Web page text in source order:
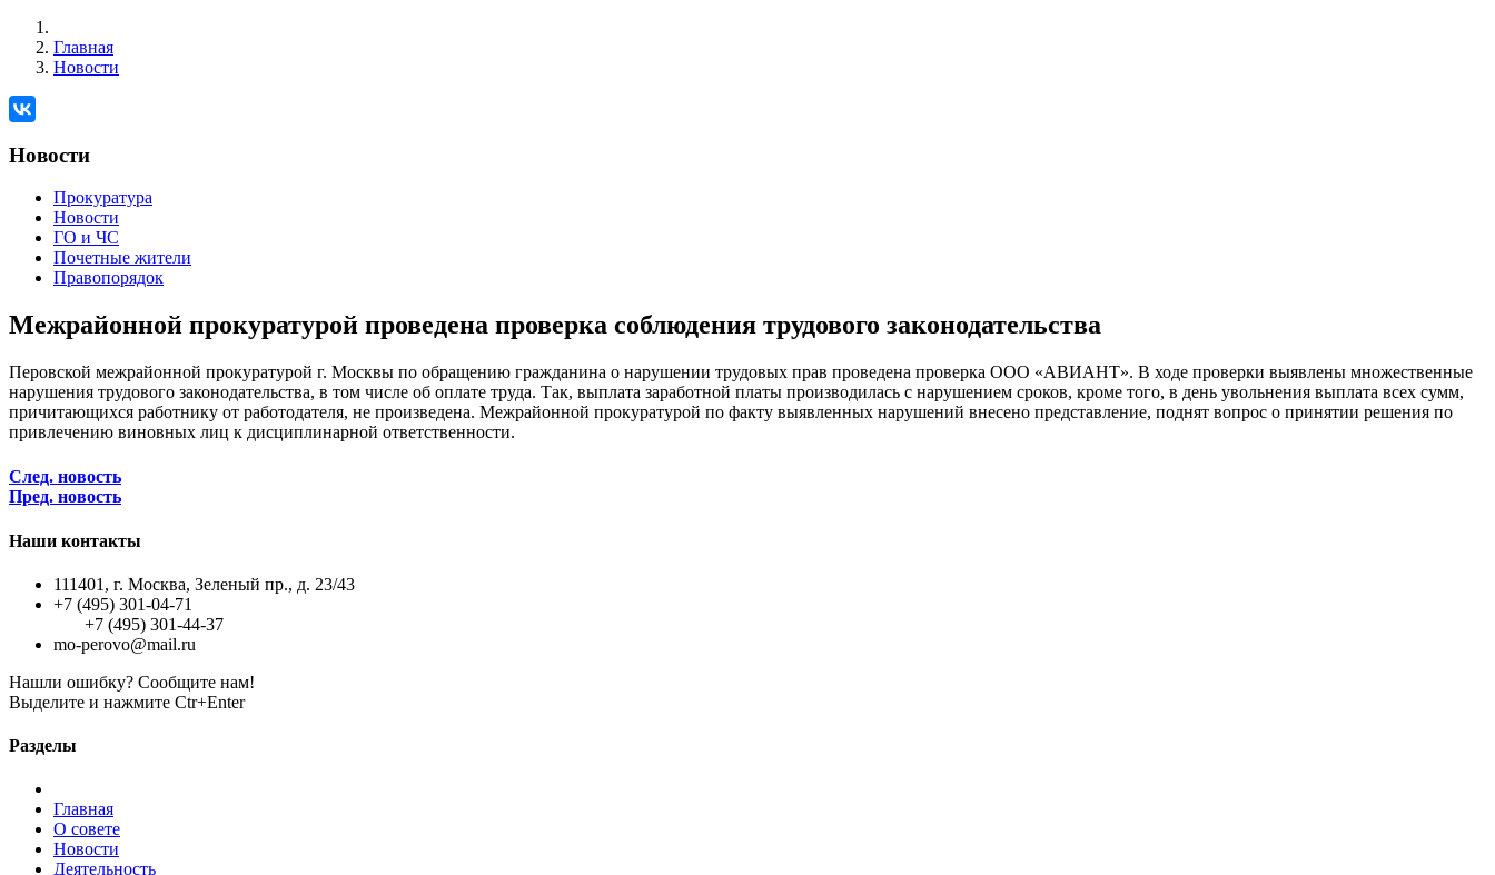
Главная
Новости
Новости
Прокуратура
Новости
ГО и ЧС
Почетные жители
Правопорядок
Межрайонной прокуратурой проведена проверка соблюдения трудового законодательства
Перовской межрайонной прокуратурой г. Москвы по обращению гражданина о нарушении трудовых прав проведена проверка ООО «АВИАНТ». В ходе проверки выявлены множественные
нарушения трудового законодательства, в том числе об оплате труда. Так, выплата заработной платы производилась с нарушением сроков, кроме того, в день увольнения выплата всех сумм,
причитающихся работнику от работодателя, не произведена. Межрайонной прокуратурой по факту выявленных нарушений внесено представление, поднят вопрос о принятии решения по
привлечению виновных лиц к дисциплинарной ответственности.
След. новость
Пред. новость
Наши контакты
111401, г. Москва, Зеленый пр., д. 23/43
+7 (495) 301-04-71
+7 (495) 301-44-37
mo-perovo@mail.ru
Нашли ошибку? Сообщите нам!
Выделите и нажмите Ctr+Enter
Разделы
Главная
О совете
Новости
Деятельность